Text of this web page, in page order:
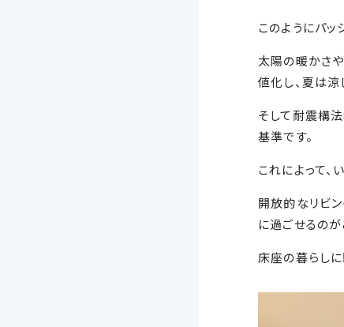
このようにパッ
太陽の暖かさ
値化し、夏は涼
そして耐震構
基準です。
これによって、
開放的なリビ
に過ごせるのが
床座の暮らし